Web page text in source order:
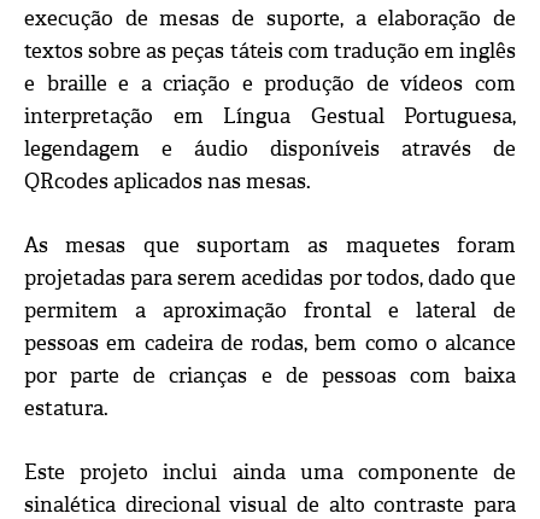
execução de mesas de suporte, a elaboração de
textos sobre as peças táteis com tradução em inglês
e braille e a criação e produção de vídeos com
interpretação em Língua Gestual Portuguesa,
legendagem e áudio disponíveis através de
QRcodes aplicados nas mesas.
As mesas que suportam as maquetes foram
projetadas para serem acedidas por todos, dado que
permitem a aproximação frontal e lateral de
pessoas em cadeira de rodas, bem como o alcance
por parte de crianças e de pessoas com baixa
estatura.
Este projeto inclui ainda uma componente de
sinalética direcional visual de alto contraste para